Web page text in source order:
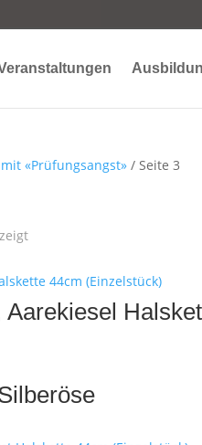
«Prüfungsangst» / Seite 3